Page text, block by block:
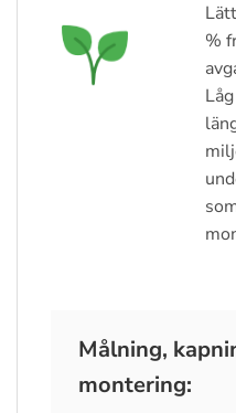
%
Målning,
montering: